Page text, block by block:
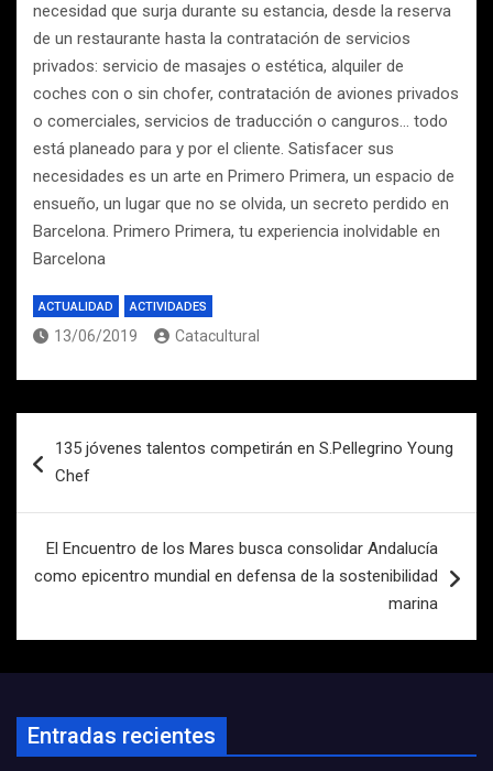
necesidad que surja durante su estancia, desde la reserva
de un restaurante hasta la contratación de servicios
privados: servicio de masajes o estética, alquiler de
coches con o sin chofer, contratación de aviones privados
o comerciales, servicios de traducción o canguros… todo
está planeado para y por el cliente. Satisfacer sus
necesidades es un arte en Primero Primera, un espacio de
ensueño, un lugar que no se olvida, un secreto perdido en
Barcelona. Primero Primera, tu experiencia inolvidable en
Barcelona
ACTUALIDAD ACTIVIDADES
13/06/2019 Catacultural
de
135 jóvenes talentos competirán en S.Pellegrino Young
Chef
El Encuentro de los Mares busca consolidar Andalucía
como epicentro mundial en defensa de la sostenibilidad
marina
Entradas recientes